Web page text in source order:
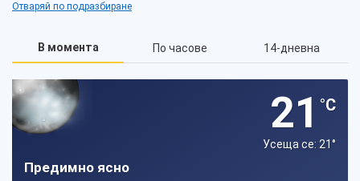
Отваряй по подразбиране
В момента По часове 14-дневна
21 °C
Усеща се: 21°
Предимно ясно